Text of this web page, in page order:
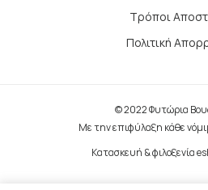
Τρόποι
Πολιτική
© 2022 Φυτώρια
Με την επιφύλαξη κάθε
Κατασκευή & φιλοξενία